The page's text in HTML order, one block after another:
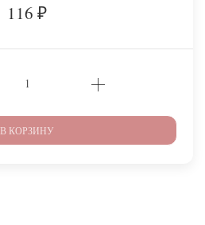
116 ₽
В КОРЗИНУ